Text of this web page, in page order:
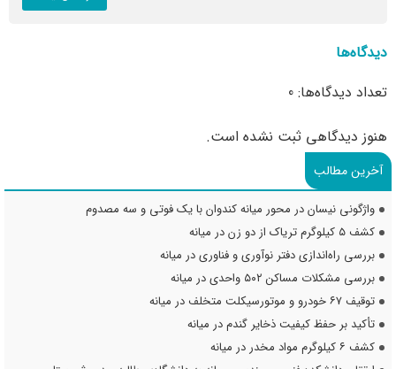
دیدگاه‌ها
تعداد دیدگاه‌ها: 0
هنوز دیدگاهی ثبت نشده است.
آخرین مطالب
واژگونی نیسان در محور میانه کندوان با یک فوتی و سه مصدوم
کشف ۵ کیلوگرم تریاک از دو زن در میانه
بررسی راه‌اندازی دفتر نوآوری و فناوری در میانه
بررسی مشکلات مساکن ۵۰۲ واحدی در میانه
توقیف ۶۷ خودرو و موتورسیکلت متخلف در میانه
تأکید بر حفظ کیفیت ذخایر گندم در میانه
کشف ۶ کیلوگرم مواد مخدر در میانه